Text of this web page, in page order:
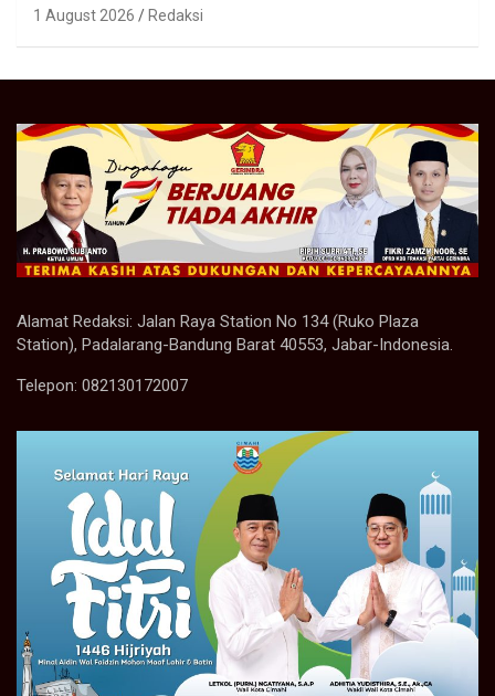
1 August 2026 Redaksi
Alamat Redaksi: Jalan Raya Station No 134 (Ruko Plaza
Station), Padalarang-Bandung Barat 40553, Jabar-Indonesia.
Telepon: 082130172007